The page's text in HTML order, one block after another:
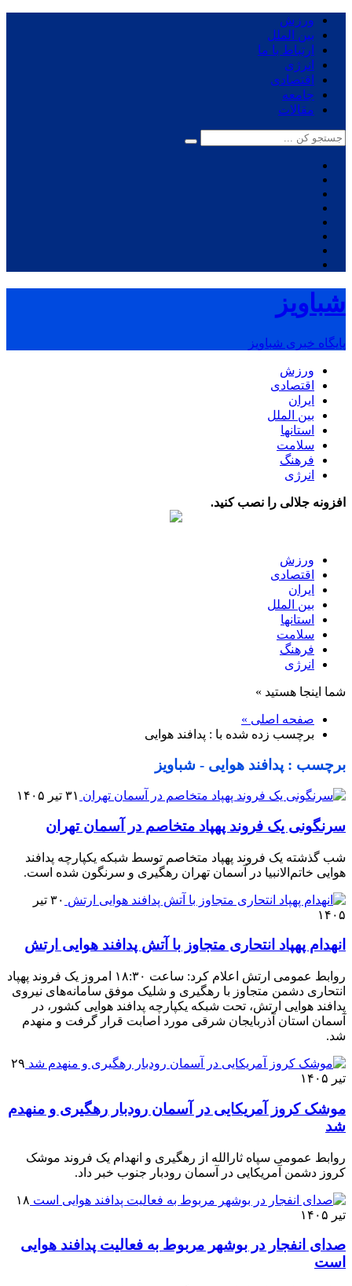
ورزش
بین الملل
ارتباط با ما
انرژی
اقتصادی
جامعه
مقالات
شباویز
پایگاه خبری شباویز
ورزش
اقتصادی
ایران
بین الملل
استانها
سلامت
فرهنگ
انرژی
افزونه جلالی را نصب کنید.
ورزش
اقتصادی
ایران
بین الملل
استانها
سلامت
فرهنگ
انرژی
شما اینجا هستید »
صفحه اصلی »
برچسب زده شده با : پدافند هوایی
برچسب : پدافند هوایی - شباویز
۳۱ تیر ۱۴۰۵
سرنگونی یک فروند پهپاد متخاصم در آسمان تهران
شب گذشته یک فروند پهپاد متخاصم توسط شبکه یکپارچه پدافند
هوایی خاتم‌الانبیا در آسمان تهران رهگیری و سرنگون شده است.
۳۰ تیر
۱۴۰۵
انهدام پهپاد انتحاری متجاوز با آتش پدافند هوایی ارتش
روابط عمومی ارتش اعلام کرد: ساعت ۱۸:۳۰ امروز یک فروند پهپاد
انتحاری دشمن متجاوز با رهگیری و شلیک موفق سامانه‌های نیروی
پدافند هوایی ارتش، تحت شبکه یکپارچه پدافند هوایی کشور، در
آسمان استان آذربایجان شرقی مورد اصابت قرار گرفت و منهدم
شد.
۲۹
تیر ۱۴۰۵
موشک کروز آمریکایی در آسمان رودبار رهگیری و منهدم
شد
روابط عمومی سپاه ثارالله از رهگیری و انهدام یک فروند موشک
کروز دشمن آمریکایی در آسمان رودبار جنوب خبر داد.
۱۸
تیر ۱۴۰۵
صدای انفجار در بوشهر مربوط به فعالیت پدافند هوایی
است